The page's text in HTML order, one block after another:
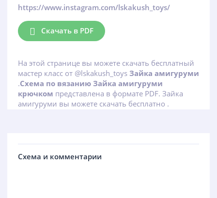
https://www.instagram.com/lskakush_toys/
Скачать в PDF
На этой странице вы можете скачать бесплатный
мастер класс от @lskakush_toys Зайка амигуруми
.Схема по вязанию Зайка амигуруми
крючком представлена в формате PDF. Зайка
амигуруми вы можете скачать бесплатно .
Схема и комментарии